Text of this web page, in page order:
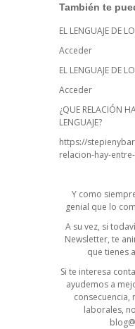
También te
EL LENGUAJE DE
Acceder
EL LENGUAJE DE
Acceder
¿QUE RELACIÓN
LENGUAJE?
https://
relacion-hay-
Y como
genial que lo
A su vez, si
Newsletter, te
que tienes
Si te interesa
ayudemos a
laborales,